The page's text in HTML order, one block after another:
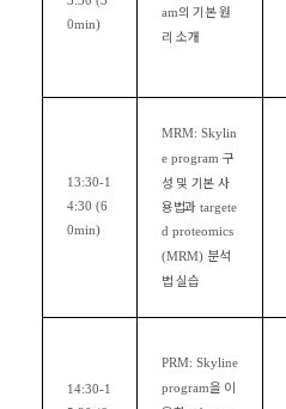
0min)
am의 기본 원
리 소개
13:30-1
4:30 (6
0min)
MRM: Skylin
e program 구
성 및 기본 사
용법과 targete
d proteomics
(MRM) 분석
법 실습
14:30-1
PRM: Skyline
program을 이